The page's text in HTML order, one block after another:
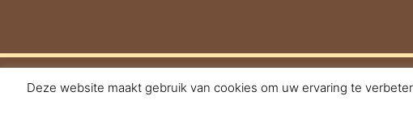
© 2017-2025
Deze website maakt gebruik van cookies om uw ervaring te